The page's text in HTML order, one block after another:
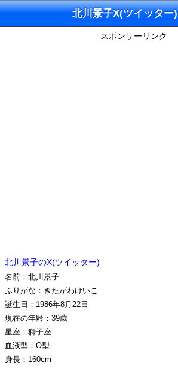
北川景子X(ツイッター)
スポンサーリンク
北川景子のX(ツイッター)
名前：北川景子
ふりがな：きたがわけいこ
誕生日：1986年8月22日
現在の年齢：39歳
星座：獅子座
血液型：O型
身長：160cm